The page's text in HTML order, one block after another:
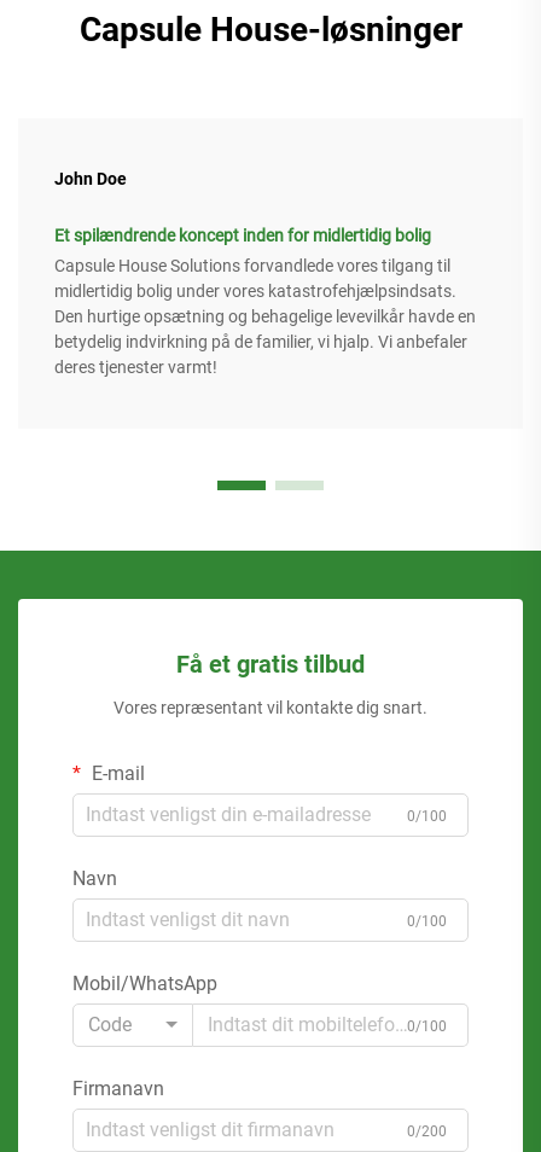
Capsule House-løsninger
John Doe
Et spilændrende koncept inden for midlertidig bolig
Capsule House Solutions forvandlede vores tilgang til
midlertidig bolig under vores katastrofehjælpsindsats.
Den hurtige opsætning og behagelige levevilkår havde en
betydelig indvirkning på de familier, vi hjalp. Vi anbefaler
deres tjenester varmt!
Få et gratis tilbud
Vores repræsentant vil kontakte dig snart.
E-mail
0/100
Navn
0/100
Mobil/WhatsApp
Code
0/100
Firmanavn
0/200